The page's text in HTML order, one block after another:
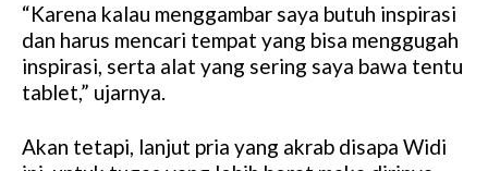
“Karena kalau menggambar saya butuh inspirasi
dan harus mencari tempat yang bisa menggugah
inspirasi, serta alat yang sering saya bawa tentu
tablet,” ujarnya.
Akan tetapi, lanjut pria yang akrab disapa Widi